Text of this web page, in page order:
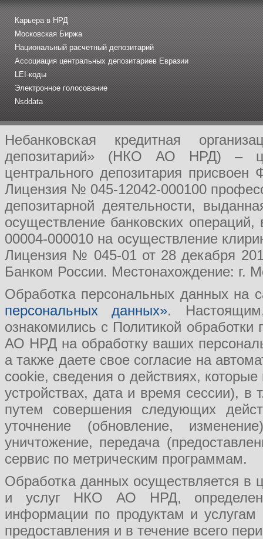
Карьера в НРД
Московская Биржа
Национальный расчетный депозитарий
Ассоциация центральных депозитариев Евразии
LEI-коды
Электронное голосование
Nsddata
Небанковская кредитная
депозитарий» (НКО АО НРД) –
центрального депозитария
Лицензия № 045-12042-000100
депозитарной деятельности,
осуществление банковских
00004-000010 на осуществление
Лицензия № 045-01 от 28 декабря
Банком России. Местонахождение: г.
Обработка персональных данных на
персональных данных».
ознакомились с Политикой
АО НРД на обработку ваших
а также даете свое согласие на
cookie, сведения о действиях,
устройствах, дата и время сессии), в
путем совершения следующих
уточнение (обновление,
уничтожение, передача
сервис по метрическим программам.
Обработка данных осуществляется в
и услуг НКО АО НРД, определения
информации по продуктам и
предоставления и в течение всего